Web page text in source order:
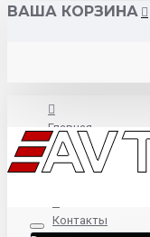
ВАША КОРЗИНА
Главная
О нас
Контакты